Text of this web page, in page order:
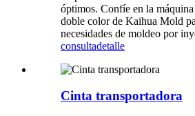
óptimos. Confíe en la
doble color de Kaihua Mold
necesidades de moldeo por
consultadetalle
Cinta transportadora